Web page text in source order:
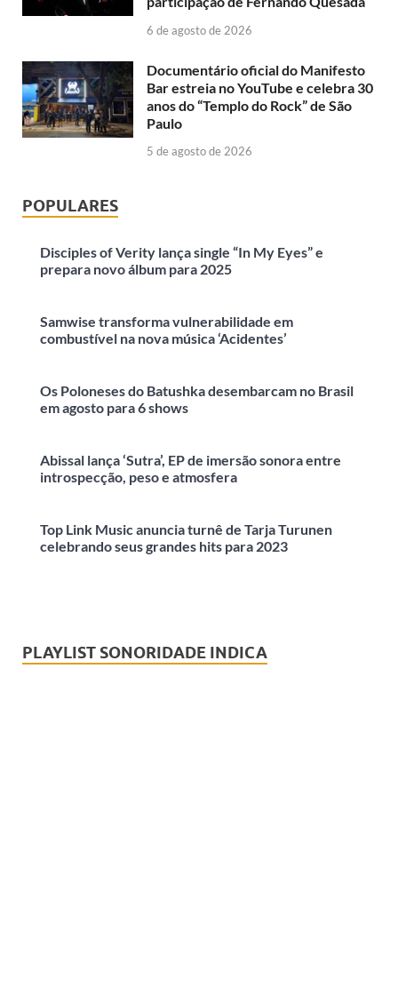
6 de agosto de 2026
Documentário oficial do Manifesto
Bar estreia no YouTube e celebra 30
anos do “Templo do Rock” de São
Paulo
5 de agosto de 2026
POPULARES
Disciples of Verity lança single “In My Eyes” e
prepara novo álbum para 2025
Samwise transforma vulnerabilidade em
combustível na nova música ‘Acidentes’
Os Poloneses do Batushka desembarcam no Brasil
em agosto para 6 shows
Abissal lança ‘Sutra’, EP de imersão sonora entre
introspecção, peso e atmosfera
Top Link Music anuncia turnê de Tarja Turunen
celebrando seus grandes hits para 2023
PLAYLIST SONORIDADE INDICA